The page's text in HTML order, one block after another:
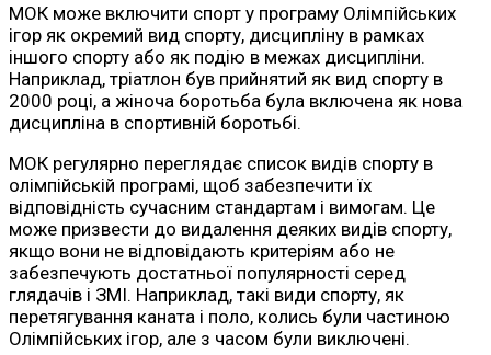
МОК може включити спорт у програму Олімпійських
ігор як окремий вид спорту, дисципліну в рамках
іншого спорту або як подію в межах дисципліни.
Наприклад, тріатлон був прийнятий як вид спорту в
2000 році, а жіноча боротьба була включена як нова
дисципліна в спортивній боротьбі.
МОК регулярно переглядає список видів спорту в
олімпійській програмі, щоб забезпечити їх
відповідність сучасним стандартам і вимогам. Це
може призвести до видалення деяких видів спорту,
якщо вони не відповідають критеріям або не
забезпечують достатньої популярності серед
глядачів і ЗМІ. Наприклад, такі види спорту, як
перетягування каната і поло, колись були частиною
Олімпійських ігор, але з часом були виключені.